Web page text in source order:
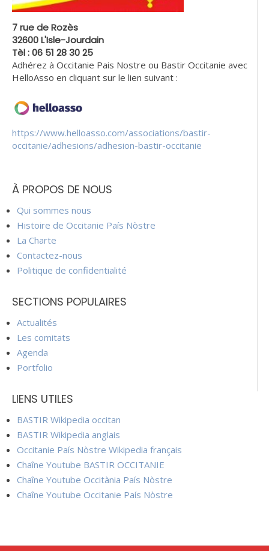
7 rue de Rozès
32600 L'Isle-Jourdain
Tèl : 06 51 28 30 25
Adhérez à Occitanie Pais Nostre ou Bastir Occitanie avec
HelloAsso en cliquant sur le lien suivant :
https://www.helloasso.com/associations/bastir-
occitanie/adhesions/adhesion-bastir-occitanie
À PROPOS DE NOUS
Qui sommes nous
Histoire de Occitanie País Nòstre
La Charte
Contactez-nous
Politique de confidentialité
SECTIONS POPULAIRES
Actualités
Les comitats
Agenda
Portfolio
LIENS UTILES
BASTIR Wikipedia occitan
BASTIR Wikipedia anglais
Occitanie País Nòstre Wikipedia français
Chaîne Youtube BASTIR OCCITANIE
Chaîne Youtube Occitània País Nòstre
Chaîne Youtube Occitanie País Nòstre